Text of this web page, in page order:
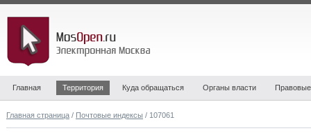
Главная Территория Куда обращаться Органы власти
Главная страница / Почтовые индексы / 107061